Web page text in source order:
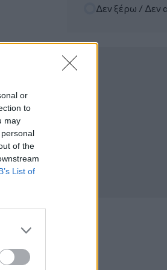
or
to
may
of the
List of
Forum: Ένα στα πέντε
φάρμακα φτάνει
Δεν ξέρω / Δεν